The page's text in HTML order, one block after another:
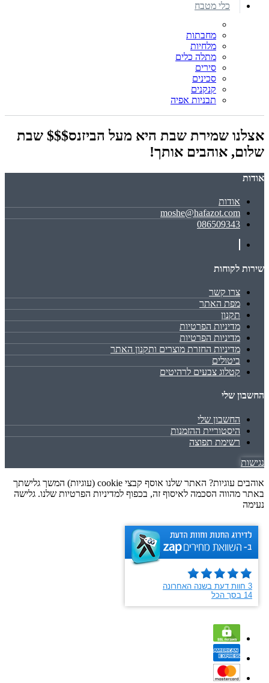
כלי מטבח
מחבתות
מלחיות
מתלה כלים
סירים
סכינים
קנקנים
תבניות אפיה
אצלנו שמירת שבת היא מעל הביזנס$$$ שבת
שלום, אוהבים אותך!
אודות
אודות
moshe@hafazot.com
086509343
שירות לקוחות
צרו קשר
מפת האתר
תקנון
מדיניות הפרטיות
מדיניות הפרטיות
מדיניות החזרת מוצרים ותקנון האתר
ביטולים
קטלוג צבעים לרהיטים
החשבון שלי
החשבון שלי
היסטוריית ההזמנות
רשימת תפוצה
נגישות
אוהבים עוגיות? האתר שלנו אוסף קבצי cookie (עוגיות) המשך גלישתך
באתר מהווה הסכמה לאיסוף זה, בכפוף למדיניות הפרטיות שלנו. גלישה
נעימה